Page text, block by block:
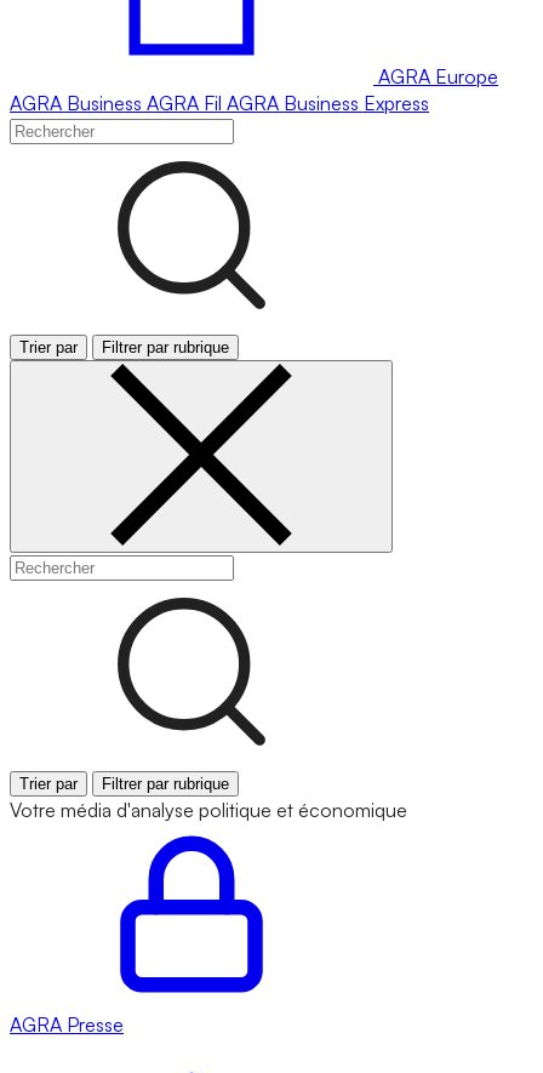
AGRA Europe
AGRA Business AGRA Fil AGRA Business Express
Trier par Filtrer par rubrique
Trier par Filtrer par rubrique
Votre média d'analyse politique et économique
AGRA Presse